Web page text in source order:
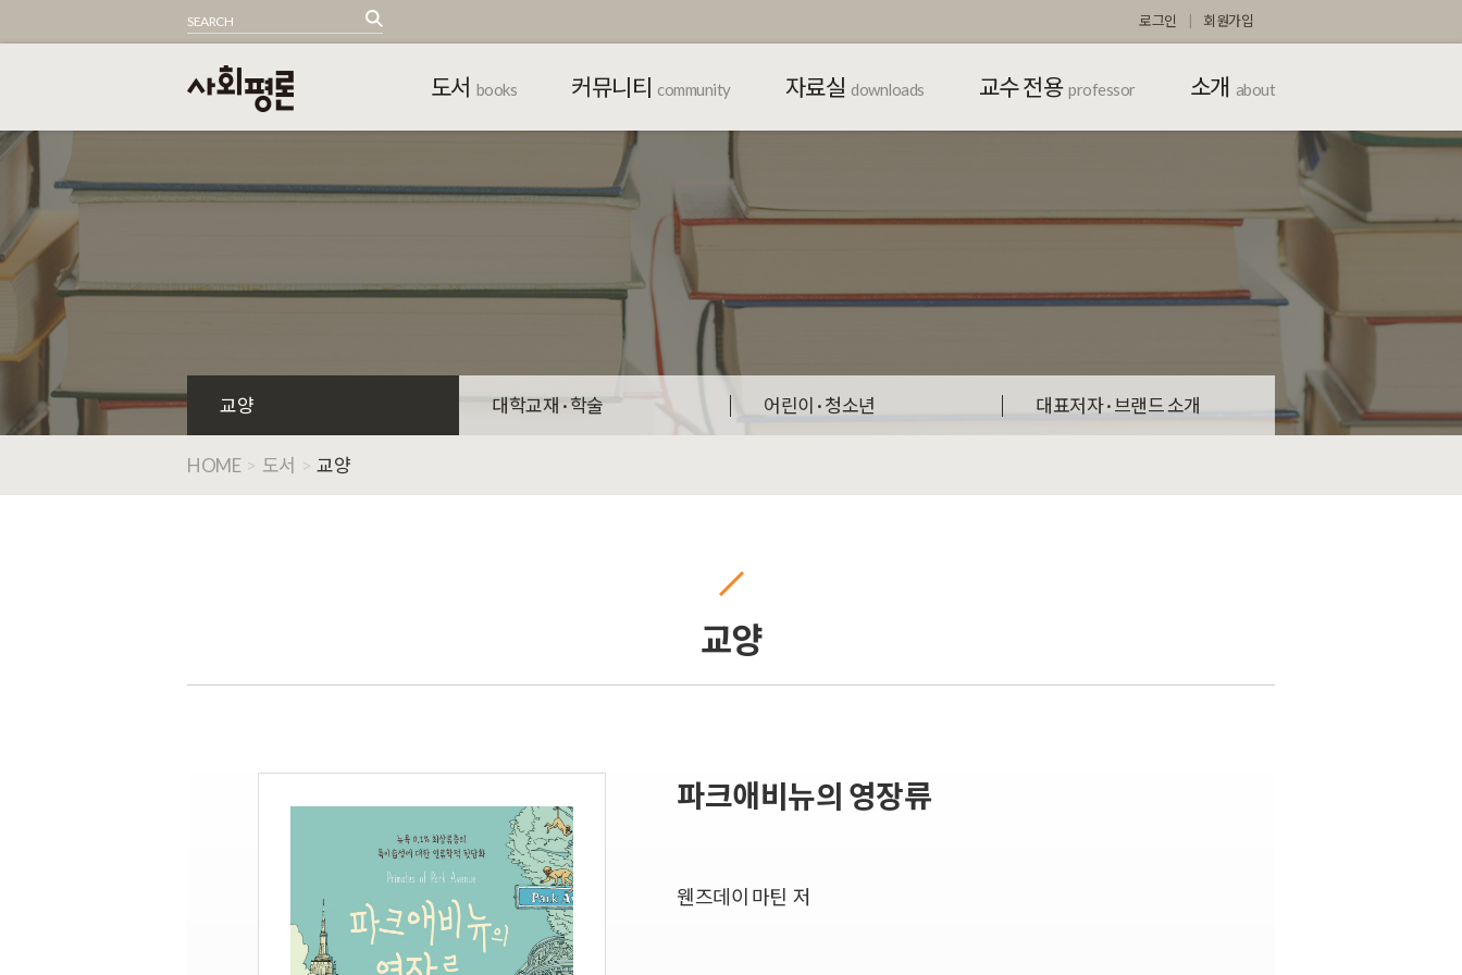
로그인 회원가입
도서 books 커뮤니티 community 자료실 downloads 교수 전용 professor 소개 about
교양 대학교재 · 학술 어린이 · 청소년 대표저자 · 브랜드 소개
HOME > 도서 > 교양
교양
파크애비뉴의 영장류
웬즈데이 마틴 저